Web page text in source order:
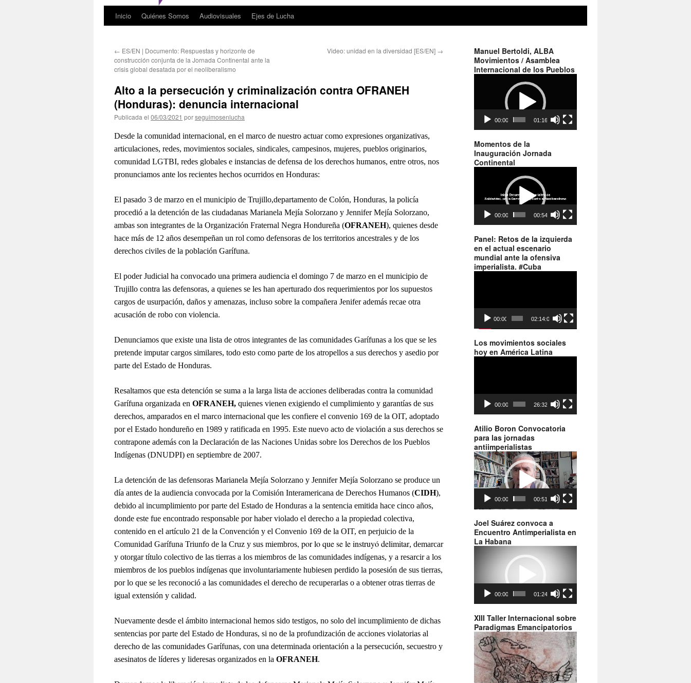
Inicio Quiénes Somos Audiovisuales Ejes de Lucha
← ES/EN | Documento: Respuestas y horizonte de
construcción conjunta de la Jornada Continental ante la
crisis global desatada por el neoliberalismo
Video: unidad en la diversidad [ES/EN] →
Alto a la persecución y criminalización contra OFRANEH
(Honduras): denuncia internacional
Publicada el 06/03/2021 porseguimosenlucha
Desde la comunidad internacional, en el marco de nuestro actuar como expresiones organizativas,
articulaciones, redes, movimientos sociales, sindicales, campesinos, mujeres, pueblos originarios,
comunidad LGTBI, redes globales e instancias de defensa de los derechos humanos, entre otros, nos
pronunciamos ante los recientes hechos ocurridos en Honduras:
El pasado 3 de marzo en el municipio de Trujillo,departamento de Colón, Honduras, la policía
procedió a la detención de las ciudadanas Marianela Mejía Solorzano y Jennifer Mejía Solorzano,
ambas son integrantes de la Organización Fraternal Negra Hondureña (OFRANEH), quienes desde
hace más de 12 años desempeñan un rol como defensoras de los territorios ancestrales y de los
derechos civiles de la población Garífuna.
El poder Judicial ha convocado una primera audiencia el domingo 7 de marzo en el municipio de
Trujillo contra las defensoras, a quienes se les han aperturado dos requerimientos por los supuestos
cargos de usurpación, daños y amenazas, incluso sobre la compañera Jenifer además recae otra
acusación de robo con violencia.
Denunciamos que existe una lista de otros integrantes de las comunidades Garífunas a los que se les
pretende imputar cargos similares, todo esto como parte de los atropellos a sus derechos y asedio por
parte del Estado de Honduras.
Resaltamos que esta detención se suma a la larga lista de acciones deliberadas contra la comunidad
Garífuna organizada en OFRANEH, quienes vienen exigiendo el cumplimiento y garantías de sus
derechos, amparados en el marco internacional que les confiere el convenio 169 de la OIT, adoptado
por el Estado hondureño en 1989 y ratificada en 1995. Este nuevo acto de violación a sus derechos se
contrapone además con la Declaración de las Naciones Unidas sobre los Derechos de los Pueblos
Indígenas (DNUDPI) en septiembre de 2007.
La detención de las defensoras Marianela Mejía Solorzano y Jennifer Mejía Solorzano se produce un
día antes de la audiencia convocada por la Comisión Interamericana de Derechos Humanos (CIDH),
debido al incumplimiento por parte del Estado de Honduras a la sentencia emitida hace cinco años,
donde este fue encontrado responsable por haber violado el derecho a la propiedad colectiva,
contenido en el artículo 21 de la Convención y el Convenio 169 de la OIT, en perjuicio de la
Comunidad Garífuna Triunfo de la Cruz y sus miembros, por lo que se le instruyó delimitar, demarcar
y otorgar título colectivo de las tierras a los miembros de las comunidades indígenas, y a resarcir a los
miembros de los pueblos indígenas que involuntariamente hubiesen perdido la posesión de sus tierras,
por lo que se les reconoció a las comunidades el derecho de recuperarlas o a obtener otras tierras de
igual extensión y calidad.
Nuevamente desde el ámbito internacional hemos sido testigos, no solo del incumplimiento de dichas
sentencias por parte del Estado de Honduras, si no de la profundización de acciones violatorias al
derecho de las comunidades Garífunas, con una determinada orientación a la persecución, secuestro y
asesinatos de líderes y lideresas organizados en la OFRANEH.
Manuel Bertoldi, ALBA
Movimientos / Asamblea
Internacional de los Pueblos
00:00 01:16
Momentos de la
Inauguración Jornada
Continental
00:00 00:54
Panel: Retos de la izquierda
en el actual escenario
mundial ante la ofensiva
imperialista. #Cuba
00:00 02:14:06
Los movimientos sociales
hoy en América Latina
00:00 26:32
Atilio Boron Convocatoria
para las jornadas
antiimperialistas
Reproductor
de
vídeo
00:00 00:51
Joel Suárez convoca a
Encuentro Antimperialista en
La Habana
00:00 01:24
XIII Taller Internacional sobre
Paradigmas Emancipatorios